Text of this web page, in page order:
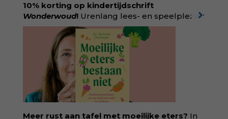
10% korting op kindertijdschrift
Wonderwoud! Urenlang lees- en speelplezier
voor dromers, doeners en denkers.
Wonderwoud is het ambachtelijk gemaakte
antwoord op alle snelle gooimaarweg-
boekjes en hapsnap-filmpjes. Het mooiste
kindertijdschrift van Nederland; met liefde en
kunde voor taal, beeld en tekeningen die
spat van elke pagina. Dat vóel je. Dat voelt je
kind. Abonneer via
wonderwoud.nl/abonneren**en krijg 10%
Meer rust aan tafel met moeilijke eters? In